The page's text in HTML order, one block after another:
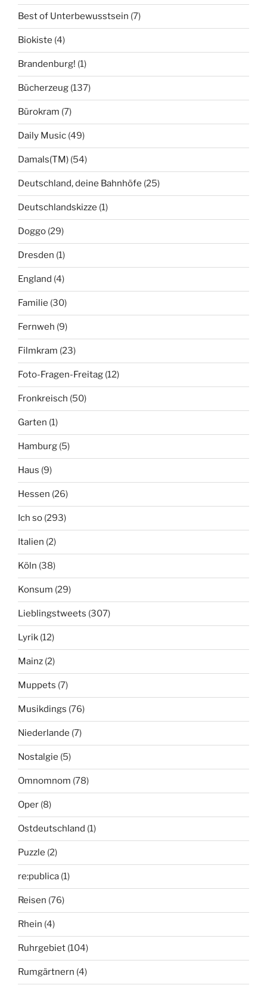
Best of Unterbewusstsein (7)
Biokiste (4)
Brandenburg! (1)
Bücherzeug (137)
Bürokram (7)
Daily Music (49)
Damals(TM) (54)
Deutschland, deine Bahnhöfe (25)
Deutschlandskizze (1)
Doggo (29)
Dresden (1)
England (4)
Familie (30)
Fernweh (9)
Filmkram (23)
Foto-Fragen-Freitag (12)
Fronkreisch (50)
Garten (1)
Hamburg (5)
Haus (9)
Hessen (26)
Ich so (293)
Italien (2)
Köln (38)
Konsum (29)
Lieblingstweets (307)
Lyrik (12)
Mainz (2)
Muppets (7)
Musikdings (76)
Niederlande (7)
Nostalgie (5)
Omnomnom (78)
Oper (8)
Ostdeutschland (1)
Puzzle (2)
re:publica (1)
Reisen (76)
Rhein (4)
Ruhrgebiet (104)
Rumgärtnern (4)